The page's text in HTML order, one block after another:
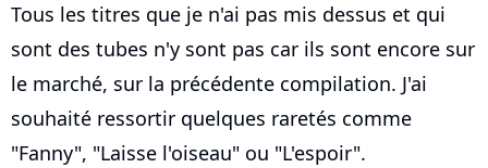
Tous les titres que je n'ai pas mis dessus et qui
sont des tubes n'y sont pas car ils sont encore sur
le marché, sur la précédente compilation. J'ai
souhaité ressortir quelques raretés comme
"Fanny", "Laisse l'oiseau" ou "L'espoir".